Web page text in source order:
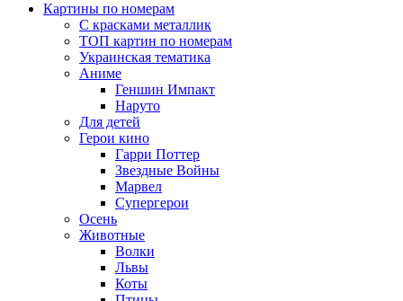
Картины по номерам
С красками металлик
ТОП картин по номерам
Украинская тематика
Аниме
Геншин Импакт
Наруто
Для детей
Герои кино
Гарри Поттер
Звездные Войны
Марвел
Супергерои
Осень
Животные
Волки
Львы
Коты